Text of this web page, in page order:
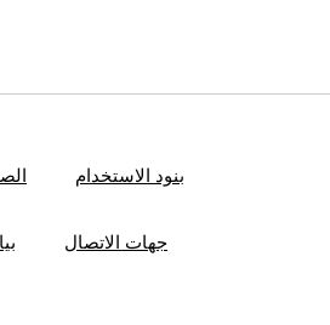
بنود الاستخدام
جهات الاتصال